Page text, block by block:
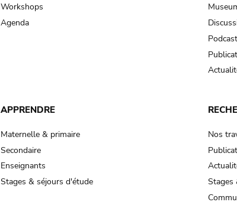
Workshops
Agenda
APPRENDRE
Maternelle & primaire
Secondaire
Enseignants
Stages & séjours d'étude
Nos
Stages